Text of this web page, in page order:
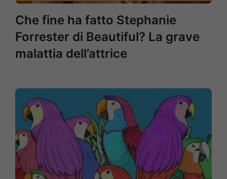
Che fine ha fatto Stephanie
Forrester di Beautiful? La grave
malattia dell’attrice